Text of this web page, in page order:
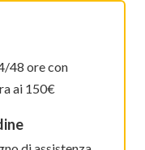
48 ore con
ai 150€